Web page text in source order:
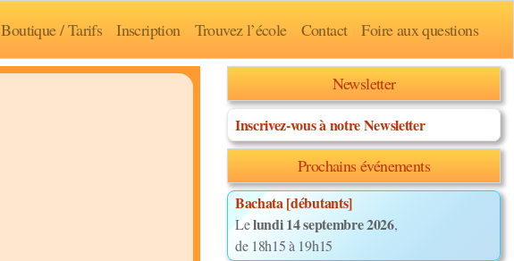
Boutique / Tarifs Inscription Trouvez l’école Contact Foire aux questions
Newsletter
Inscrivez-vous à notre Newsletter
Prochains événements
Bachata [débutants]
Lelundi 14 septembre 2026,
de 18h15 à 19h15